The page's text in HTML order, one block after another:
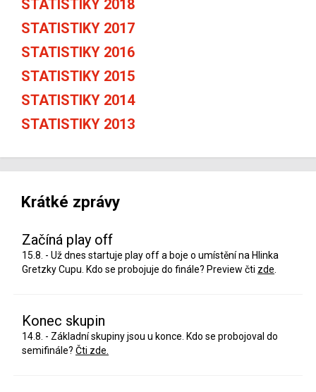
STATISTIKY 2018
STATISTIKY 2017
STATISTIKY 2016
STATISTIKY 2015
STATISTIKY 2014
STATISTIKY 2013
Krátké zprávy
Začíná play off
15.8. - Už dnes startuje play off a boje o umístění na Hlinka
Gretzky Cupu. Kdo se probojuje do finále? Preview čti zde
Konec skupin
14.8. - Základní skupiny jsou u konce. Kdo se probojoval do
semifinále? Čti zde.